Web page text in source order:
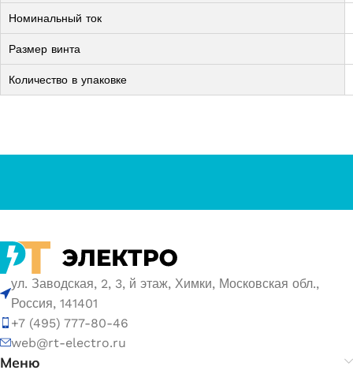
Номинальный ток
Размер винта
Количество в упаковке
ул. Заводская, 2, 3, й этаж, Химки, Московская обл.,
Россия, 141401
+7 (495) 777-80-46
web@rt-electro.ru
Меню